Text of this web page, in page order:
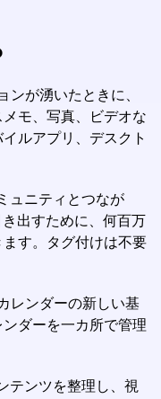
ンが湧いたときに、
モ、写真、ビデオな
ルアプリ、デスクト
ュニティとつなが
出すために、何百万
す。タグ付けは不要
レンダーの新しい基
ダーを一カ所で管理
テンツを整理し、視